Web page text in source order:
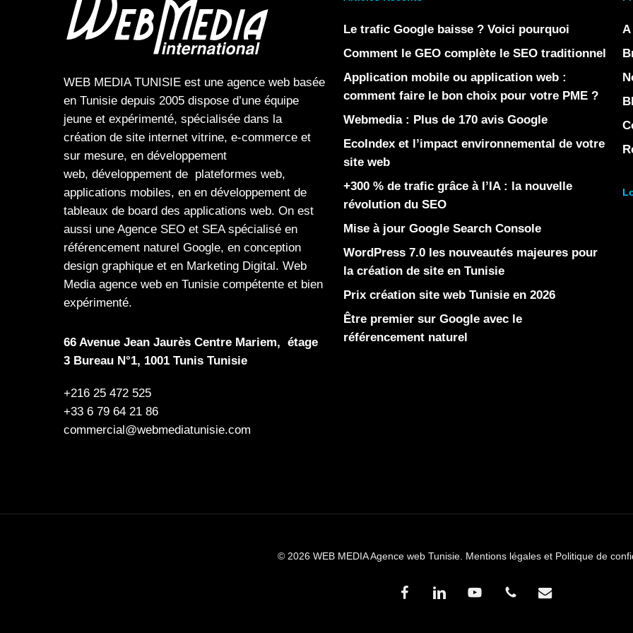
WEB MEDIA TUNISIE est une agence web basée
en Tunisie depuis 2005 dispose d’une équipe
jeune et expérimenté, spécialisée dans la
création de site internet vitrine, e-commerce et
sur mesure, en développement
web, développement de plateformes web,
applications mobiles, en en développement de
tableaux de board des applications web. On est
aussi une Agence SEO et SEAspécialisé en
référencement naturel Google, en conception
design graphique et en Marketing Digital. Web
Mediaagence web en Tunisie compétente et bien
expérimenté.
66 Avenue Jean Jaurès Centre Mariem, étage
3 Bureau N°1, 1001 Tunis Tunisie
+216 25 472 525
+33 6 79 64 21 86
commercial@webmediatunisie.com
Le trafic Google baisse ? Voici pourquoi
Comment le GEO complète le SEO traditionnel
Application mobile ou application web :
comment faire le bon choix pour votre PME ?
Webmedia : Plus de 170 avis Google
EcoIndex et l’impact environnemental de votre
site web
+300 % de trafic grâce à l’IA : la nouvelle
révolution du SEO
Mise à jour Google Search Console
WordPress 7.0 les nouveautés majeures pour
la création de site en Tunisie
Prix création site web Tunisie en 2026
Être premier sur Google avec le
référencement naturel
© 2026 WEB MEDIA Agence web Tunisie. Mentions légales et Politique de
facebooklinkedin youtube phone email